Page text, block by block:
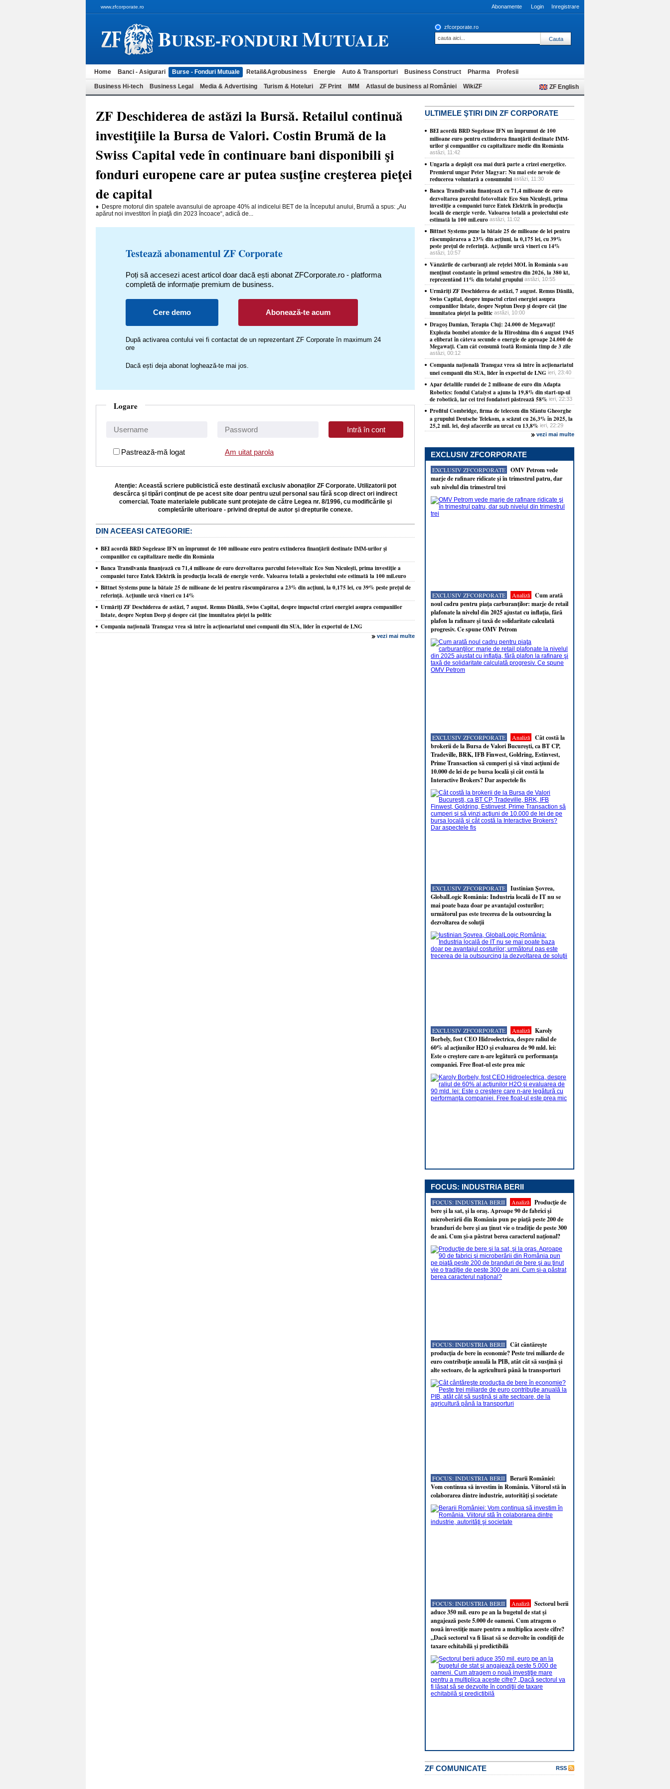
www.zfcorporate.ro Abonamente Login Inregistrare
BURSE-FONDURIMUTUALE
zfcorporate.ro
Home Banci - Asigurari Burse - Fonduri Mutuale Retail&Agrobusiness Energie Auto & Transporturi Business Construct Pharma Profesii
Business Hi-tech Business Legal Media & Advertising Turism & Hoteluri ZF Print IMM Atlasul de business al României WikiZF ZF English
ZF Deschiderea de astăzi la Bursă. Retailul continuă
investiţiile la Bursa de Valori. Costin Brumă de la
Swiss Capital vede în continuare bani disponibili şi
fonduri europene care ar putea susţine creşterea pieţei
de capital
♦ Despre motorul din spatele avansului de aproape 40% al indicelui BET de la începutul anului, Brumă a spus: „Au
apărut noi investitori în piaţă din 2023 încoace“, adică de...
Testează abonamentul ZF Corporate
Poți să accesezi acest articol doar dacă ești abonat ZFCorporate.ro - platforma
completă de informație premium de business.
Cere demo Abonează-te acum
După activarea contului vei fi contactat de un reprezentant ZF Corporate în maximum 24
ore
Dacă ești deja abonat loghează-te mai jos.
Logare
Pastrează-mă logat Am uitat parola
Atenţie: Această scriere publicistică este destinată exclusiv abonaţilor ZF Corporate. Utilizatorii pot
descărca şi tipări conţinut de pe acest site doar pentru uzul personal sau fără scop direct ori indirect
comercial. Toate materialele publicate sunt protejate de către Legea nr. 8/1996, cu modificările şi
completările ulterioare - privind dreptul de autor şi drepturile conexe.
DIN ACEEASI CATEGORIE:
BEI acordă BRD Sogelease IFN un împrumut de 100 milioane euro pentru extinderea finanţării destinate IMM-urilor şi
companiilor cu capitalizare medie din România
Banca Transilvania finanţează cu 71,4 milioane de euro dezvoltarea parcului fotovoltaic Eco Sun Niculeşti, prima investiţie a
companiei turce Entek Elektrik în producţia locală de energie verde. Valoarea totală a proiectului este estimată la 100 mil.euro
Bittnet Systems pune la bătaie 25 de milioane de lei pentru răscumpărarea a 23% din acţiuni, la 0,175 lei, cu 39% peste preţul de
referinţă. Acţiunile urcă vineri cu 14%
Urmăriţi ZF Deschiderea de astăzi, 7 august. Remus Dănilă, Swiss Capital, despre impactul crizei energiei asupra companiilor
listate, despre Neptun Deep şi despre cât ţine imunitatea pieţei la politic
Compania naţională Transgaz vrea să intre în acţionariatul unei companii din SUA, lider în exportul de LNG
vezi mai multe
ULTIMELE ŞTIRI DIN ZF CORPORATE
BEI acordă BRD Sogelease IFN un împrumut de 100
milioane euro pentru extinderea finanţării destinate IMM-
urilor şi companiilor cu capitalizare medie din România
astăzi, 11:42
Ungaria a depăşit cea mai dură parte a crizei energetice.
Premierul ungar Peter Magyar: Nu mai este nevoie de
reducerea voluntară a consumului astăzi, 11:30
Banca Transilvania finanţează cu 71,4 milioane de euro
dezvoltarea parcului fotovoltaic Eco Sun Niculeşti, prima
investiţie a companiei turce Entek Elektrik în producţia
locală de energie verde. Valoarea totală a proiectului este
estimată la 100 mil.euro astăzi, 11:02
Bittnet Systems pune la bătaie 25 de milioane de lei pentru
răscumpărarea a 23% din acţiuni, la 0,175 lei, cu 39%
peste preţul de referinţă. Acţiunile urcă vineri cu 14%
astăzi, 10:57
Vânzările de carburanţi ale reţelei MOL în România s-au
menţinut constante în primul semestru din 2026, la 380 kt,
reprezentând 11% din totalul grupului astăzi, 10:55
Urmăriţi ZF Deschiderea de astăzi, 7 august. Remus Dănilă,
Swiss Capital, despre impactul crizei energiei asupra
companiilor listate, despre Neptun Deep şi despre cât ţine
imunitatea pieţei la politic astăzi, 10:00
Dragoş Damian, Terapia Cluj: 24.000 de Megawaţi!
Explozia bombei atomice de la Hiroshima din 6 august 1945
a eliberat în câteva secunde o energie de aproape 24.000 de
Megawaţi. Cam cât consumă toată România timp de 3 zile
astăzi, 00:12
Compania naţională Transgaz vrea să intre în acţionariatul
unei companii din SUA, lider în exportul de LNG ieri, 23:40
Apar detaliile rundei de 2 milioane de euro din Adapta
Robotics: fondul Catalyst a ajuns la 19,8% din start-up-ul
de robotică, iar cei trei fondatori păstrează 58% ieri, 22:33
Profitul Combridge, firma de telecom din Sfântu Gheorghe
a grupului Deutsche Telekom, a scăzut cu 26,3% în 2025, la
25,2 mil. lei, deşi afacerile au urcat cu 13,8% ieri, 22:29
vezi mai multe
EXCLUSIV ZFCORPORATE
EXCLUSIV ZFCORPORATE
OMV Petrom vede
marje de rafinare ridicate şi în trimestrul patru, dar
sub nivelul din trimestrul trei
EXCLUSIV ZFCORPORATE Analiză
Cum arată
noul cadru pentru piaţa carburanţilor: marje de retail
plafonate la nivelul din 2025 ajustat cu inflaţia, fără
plafon la rafinare şi taxă de solidaritate calculată
progresiv. Ce spune OMV Petrom
EXCLUSIV ZFCORPORATE Analiză
Cât costă la
brokerii de la Bursa de Valori Bucureşti, ca BT CP,
Tradeville, BRK, IFB Finwest, Goldring, Estinvest,
Prime Transaction să cumperi şi să vinzi acţiuni de
10.000 de lei de pe bursa locală şi cât costă la
Interactive Brokers? Dar aspectele fis
EXCLUSIV ZFCORPORATE
Iustinian Şovrea,
GlobalLogic România: Industria locală de IT nu se
mai poate baza doar pe avantajul costurilor;
următorul pas este trecerea de la outsourcing la
dezvoltarea de soluţii
EXCLUSIV ZFCORPORATE Analiză
Karoly
Borbely, fost CEO Hidroelectrica, despre raliul de
60% al acţiunilor H2O şi evaluarea de 90 mld. lei:
Este o creştere care n-are legătură cu performanţa
companiei. Free float-ul este prea mic
FOCUS: INDUSTRIA BERII
FOCUS: INDUSTRIA BERII Analiză
Producţie de
bere şi la sat, şi la oraş. Aproape 90 de fabrici şi
microberării din România pun pe piaţă peste 200 de
branduri de bere şi au ţinut vie o tradiţie de peste 300
de ani. Cum şi-a păstrat berea caracterul naţional?
FOCUS: INDUSTRIA BERII
Cât cântăreşte
producţia de bere în economie? Peste trei miliarde de
euro contribuţie anuală la PIB, atât cât să susţină şi
alte sectoare, de la agricultură până la transporturi
FOCUS: INDUSTRIA BERII
Berarii României:
Vom continua să investim în România. Viitorul stă în
colaborarea dintre industrie, autorităţi şi societate
FOCUS: INDUSTRIA BERII Analiză
Sectorul berii
aduce 350 mil. euro pe an la bugetul de stat şi
angajează peste 5.000 de oameni. Cum atragem o
nouă investiţie mare pentru a multiplica aceste cifre?
„Dacă sectorul va fi lăsat să se dezvolte în condiţii de
taxare echitabilă şi predictibilă
ZF COMUNICATE RSS